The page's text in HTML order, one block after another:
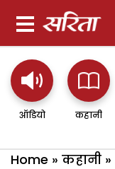
ऑडियो कहानी
Home » कहानी »